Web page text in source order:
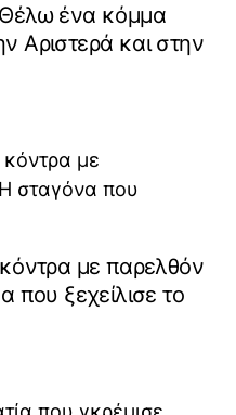
ένα κόμμα
Αριστερά και στην
με παρελθόν
που ξεχείλισε το